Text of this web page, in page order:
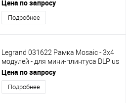
DLP - белая
Цена по запросу
Подробнее
Legrand 031622 Рамка Mosaic - 3х4
модулей - для мини-плинтуса DLPlus
- белая
Цена по запросу
Подробнее